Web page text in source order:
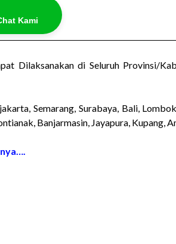
Kami
Dilaksanakan di Seluruh Provinsi/
Semarang, Surabaya, Bali,
Banjarmasin, Jayapura, Kupang,